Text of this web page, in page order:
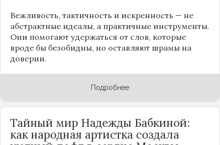
Вежливость, тактичность и искренность — не
абстрактные идеалы, а практичные инструменты.
Они помогают удержаться от слов, которые
вроде бы безобидны, но оставляют шрамы на
доверии.
Подробнее
Тайный мир Надежды Бабкиной:
как народная артистка создала